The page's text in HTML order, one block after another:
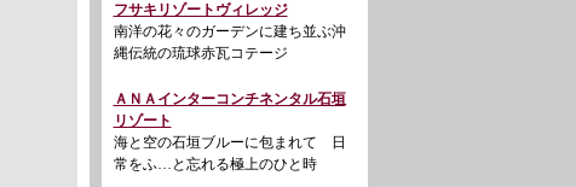
フサキリゾートヴィレッジ
南洋の花々のガーデンに建ち並ぶ沖
縄伝統の琉球赤瓦コテージ
ＡＮＡインターコンチネンタル石垣
リゾート
海と空の石垣ブルーに包まれて 日
常をふ…と忘れる極上のひと時